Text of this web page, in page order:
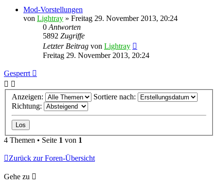
Mod-Vorstellungen
von Lightray » Freitag 29. November 2013, 20:24
0 Antworten
5892 Zugriffe
Letzter Beitrag von Lightray
Freitag 29. November 2013, 20:24
Gesperrt
Anzeigen:
Sortiere nach:
Richtung:
4 Themen • Seite 1 von 1
Zurück zur Foren-Übersicht
Gehe zu